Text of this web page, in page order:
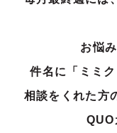
お悩
件名に「ミミ
相談をくれた方
QUO